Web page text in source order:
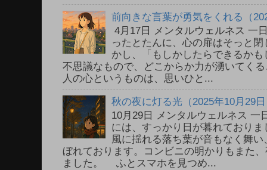
前向きな言葉が勇気をくれる（
4月17日 メンタルウェルネス
ったとたんに、心の扉はそっと
かし、「もしかしたらできるか
不思議なもので、どこからか力が湧いて
人の心というものは、思いひと...
秋の夜に灯る光（2025年10月29
10月29日 メンタルウェルネス
には、すっかり日が暮れており
風に揺れる落ち葉が音もなく舞
ぼれております。コンビニの明かりもまた
ました。 ふとスマホを見つめ...